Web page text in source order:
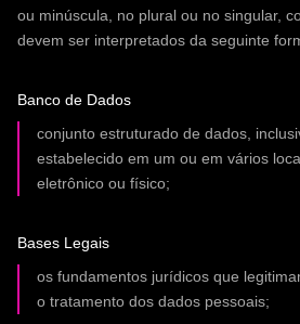
ou minúscula, no plural ou no singular,
devem ser interpretados da seguinte
Banco de Dados
conjunto estruturado de dados,
estabelecido em um ou em vários
eletrônico ou físico;
Bases Legais
os fundamentos jurídicos que
o tratamento dos dados pessoais;